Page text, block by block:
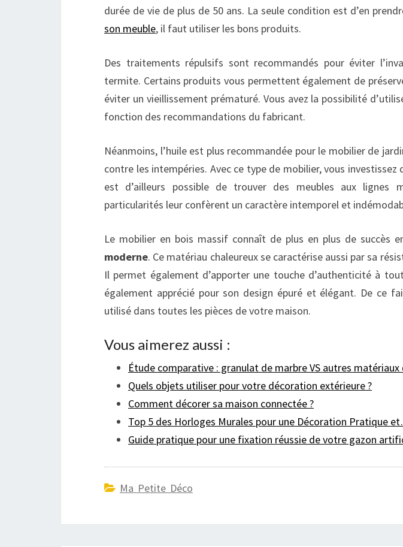
durée de vie de plus de 50 ans. La seule condition est d’en
son meuble, il faut utiliser les bons produits.
Des traitements répulsifs sont recommandés pour éviter
termite. Certains produits vous permettent également de
éviter un vieillissement prématuré. Vous avez la possibilité
fonction des recommandations du fabricant.
Néanmoins, l’huile est plus recommandée pour le mobilier de
contre les intempéries. Avec ce type de mobilier, vous investissez
est d’ailleurs possible de trouver des meubles aux lignes
particularités leur confèrent un caractère intemporel et
Le mobilier en bois massif connaît de plus en plus de succès
moderne. Ce matériau chaleureux se caractérise aussi par sa
Il permet également d’apporter une touche d’authenticité à
également apprécié pour son design épuré et élégant. De ce
utilisé dans toutes les pièces de votre maison.
Vous aimerez aussi :
Étude comparative : granulat de marbre VS autres
Quels objets utiliser pour votre décoration extérieure ?
Comment décorer sa maison connectée ?
Top 5 des Horloges Murales pour une Décoration Pratique
Guide pratique pour une fixation réussie de votre gazon
Ma Petite Déco